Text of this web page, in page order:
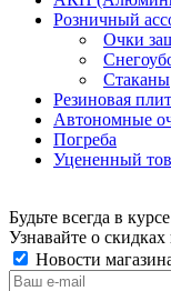
Розничный
Очки
Стаканы
Резиновая
Автономные
Погреба
Уцененный
Будьте всегда в
Узнавайте о
Новости